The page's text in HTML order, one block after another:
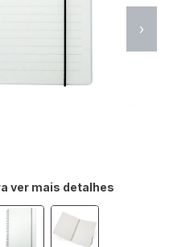
ver mais detalhes
›